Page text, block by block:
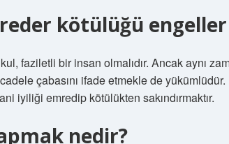
kötülüğü engeller
faziletli bir insan olmalıdır. Ancak aynı
çabasını ifade etmekle de
iyiliği emredip kötülükten sakındırmaktır.
nedir?